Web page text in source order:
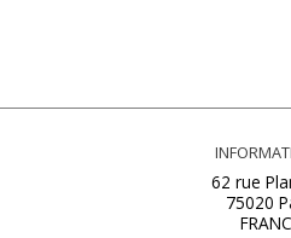
62 rue
75020